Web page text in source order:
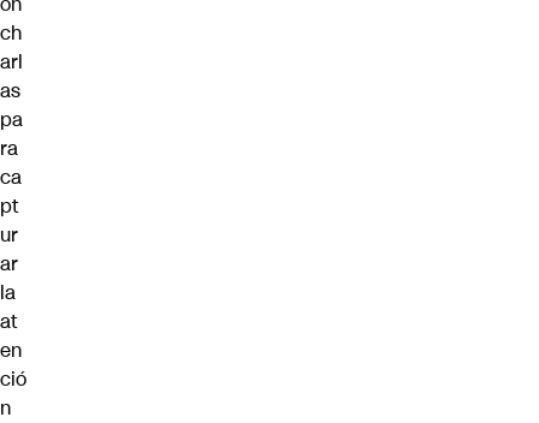
ch
arl
as
pa
ra
ca
pt
ur
ar
la
at
en
ció
n